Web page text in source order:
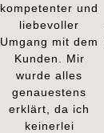
kompetenter und
liebevoller
Umgang mit dem
Kunden. Mir
wurde alles
genauestens
erklärt, da ich
keinerlei